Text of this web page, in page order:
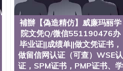
補辦【偽造精仿】威廉玛丽学
院文凭Q/微信551190476办
毕业证||成绩单||做文凭证书，
做留信网认证（可查）WSE认
证，SPM证书，PMP证书、学